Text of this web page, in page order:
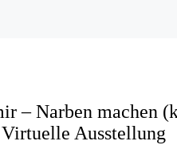
– Narben machen
Ausstellung